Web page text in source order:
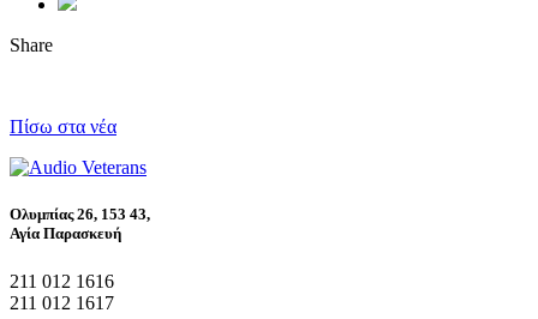
Share
Πίσω στα νέα
Ολυμπίας 26, 153 43,
Αγία Παρασκευή
211 012 1616
211 012 1617